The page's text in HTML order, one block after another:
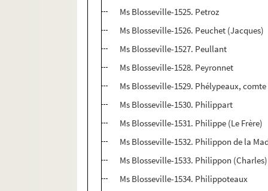
Ms Blosseville-1525. Petroz
Ms Blosseville-1526. Peuchet (Jacques)
Ms Blosseville-1527. Peullant
Ms Blosseville-1528. Peyronnet
Ms Blosseville-1529. Phélypeaux,
Ms Blosseville-1530. Philippart
Ms Blosseville-1531. Philippe (Le Frère)
Ms Blosseville-1532. Philippon de la
Ms Blosseville-1533. Philippon (Charles)
Ms Blosseville-1534. Philippoteaux